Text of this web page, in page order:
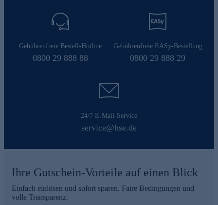
Gebührenfreie Bestell-Hotline
0800 29 888 88
Gebührenfreie EASy-Bestellung
0800 29 888 29
24/7 E-Mail-Service
service@hse.de
Ihre Gutschein-Vorteile auf einen Blick
Einfach einlösen und sofort sparen. Faire Bedingungen und
volle Transparenz.